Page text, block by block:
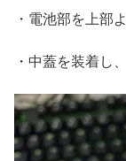
・電池部を上部
・中蓋を装着し